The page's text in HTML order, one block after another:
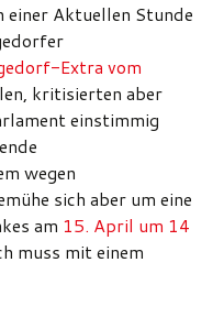
einer Aktuellen Stunde
Extra vom
kritisierten aber
einstimmig
wegen
sich aber um eine
am 15. April um 14
muss mit einem